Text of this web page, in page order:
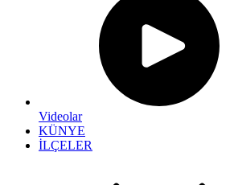
Videolar
KÜNYE
İLÇELER